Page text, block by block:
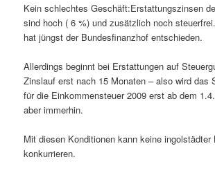
Kein schlechtes Geschäft:Erstattungszinsen
sind hoch ( 6 %) und zusätzlich noch
hat jüngst der Bundesfinanzhof entschieden.
Allerdings beginnt bei Erstattungen auf
Zinslauf erst nach 15 Monaten – also wird das
für die Einkommensteuer 2009 erst ab dem
aber immerhin.
Mit diesen Konditionen kann keine ingolstädter
konkurrieren.